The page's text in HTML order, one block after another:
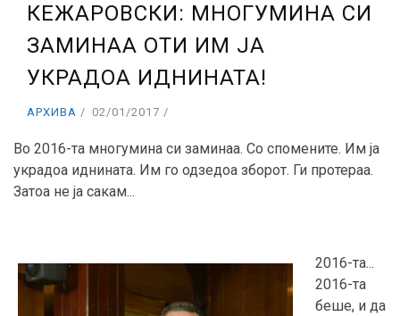
КЕЖАРОВСКИ: МНОГУМИНА СИ
ЗАМИНАА ОТИ ИМ ЈА
УКРАДОА ИДНИНАТА!
АРХИВА 02/01/2017
Во 2016-та многумина си заминаа. Со спомените. Им ја
украдоа иднината. Им го одзедоа зборот. Ги протераа.
Затоа не ја сакам...
2016-та...
2016-та
беше, и да